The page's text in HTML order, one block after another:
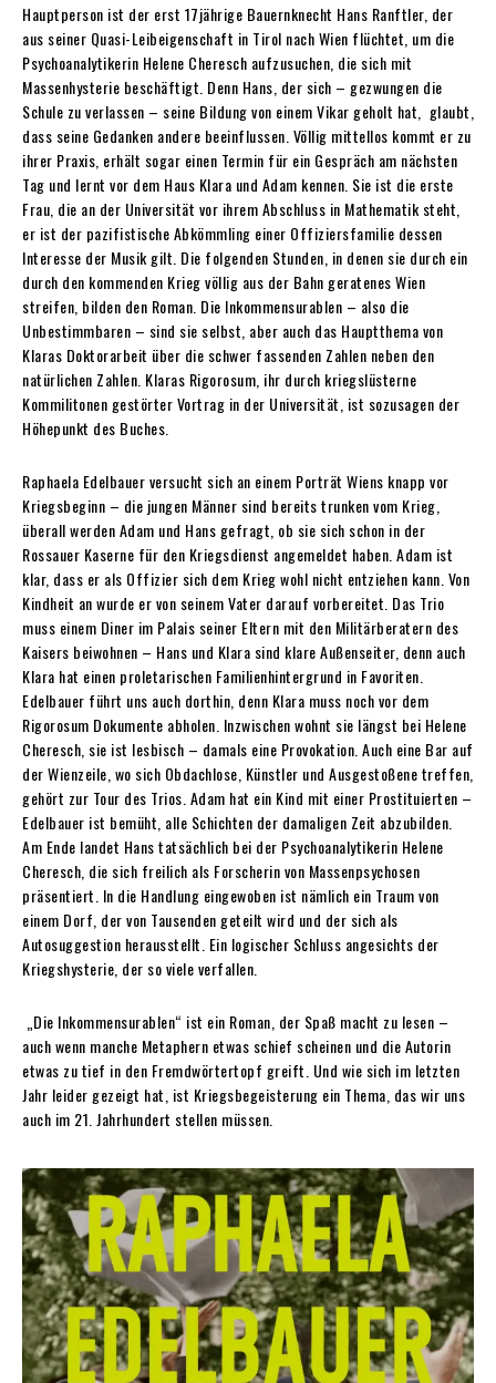
Hauptperson ist der erst 17jährige Bauernknecht Hans Ranftler, der
aus seiner Quasi-Leibeigenschaft in Tirol nach Wien flüchtet, um die
Psychoanalytikerin Helene Cheresch aufzusuchen, die sich mit
Massenhysterie beschäftigt. Denn Hans, der sich – gezwungen die
Schule zu verlassen – seine Bildung von einem Vikar geholt hat, glaubt,
dass seine Gedanken andere beeinflussen. Völlig mittellos kommt er zu
ihrer Praxis, erhält sogar einen Termin für ein Gespräch am nächsten
Tag und lernt vor dem Haus Klara und Adam kennen. Sie ist die erste
Frau, die an der Universität vor ihrem Abschluss in Mathematik steht,
er ist der pazifistische Abkömmling einer Offiziersfamilie dessen
Interesse der Musik gilt. Die folgenden Stunden, in denen sie durch ein
durch den kommenden Krieg völlig aus der Bahn geratenes Wien
streifen, bilden den Roman. Die Inkommensurablen – also die
Unbestimmbaren – sind sie selbst, aber auch das Hauptthema von
Klaras Doktorarbeit über die schwer fassenden Zahlen neben den
natürlichen Zahlen. Klaras Rigorosum, ihr durch kriegslüsterne
Kommilitonen gestörter Vortrag in der Universität, ist sozusagen der
Höhepunkt des Buches.
Raphaela Edelbauer versucht sich an einem Porträt Wiens knapp vor
Kriegsbeginn – die jungen Männer sind bereits trunken vom Krieg,
überall werden Adam und Hans gefragt, ob sie sich schon in der
Rossauer Kaserne für den Kriegsdienst angemeldet haben. Adam ist
klar, dass er als Offizier sich dem Krieg wohl nicht entziehen kann. Von
Kindheit an wurde er von seinem Vater darauf vorbereitet. Das Trio
muss einem Diner im Palais seiner Eltern mit den Militärberatern des
Kaisers beiwohnen – Hans und Klara sind klare Außenseiter, denn auch
Klara hat einen proletarischen Familienhintergrund in Favoriten.
Edelbauer führt uns auch dorthin, denn Klara muss noch vor dem
Rigorosum Dokumente abholen. Inzwischen wohnt sie längst bei Helene
Cheresch, sie ist lesbisch – damals eine Provokation. Auch eine Bar auf
der Wienzeile, wo sich Obdachlose, Künstler und Ausgestoßene treffen,
gehört zur Tour des Trios. Adam hat ein Kind mit einer Prostituierten –
Edelbauer ist bemüht, alle Schichten der damaligen Zeit abzubilden.
Am Ende landet Hans tatsächlich bei der Psychoanalytikerin Helene
Cheresch, die sich freilich als Forscherin von Massenpsychosen
präsentiert. In die Handlung eingewoben ist nämlich ein Traum von
einem Dorf, der von Tausenden geteilt wird und der sich als
Autosuggestion herausstellt. Ein logischer Schluss angesichts der
Kriegshysterie, der so viele verfallen.
„Die Inkommensurablen“ ist ein Roman, der Spaß macht zu lesen –
auch wenn manche Metaphern etwas schief scheinen und die Autorin
etwas zu tief in den Fremdwörtertopf greift. Und wie sich im letzten
Jahr leider gezeigt hat, ist Kriegsbegeisterung ein Thema, das wir uns
auch im 21. Jahrhundert stellen müssen.